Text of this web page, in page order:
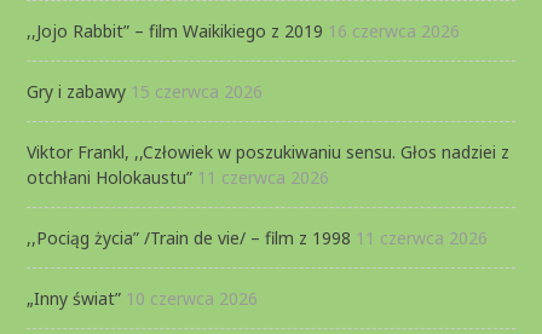
,,Jojo Rabbit” – film Waikikiego z 2019 16 czerwca 2026
Gry i zabawy 15 czerwca 2026
Viktor Frankl, ,,Człowiek w poszukiwaniu sensu. Głos nadziei z
otchłani Holokaustu” 11 czerwca 2026
,,Pociąg życia” /Train de vie/ – film z 1998 11 czerwca 2026
„Inny świat” 10 czerwca 2026